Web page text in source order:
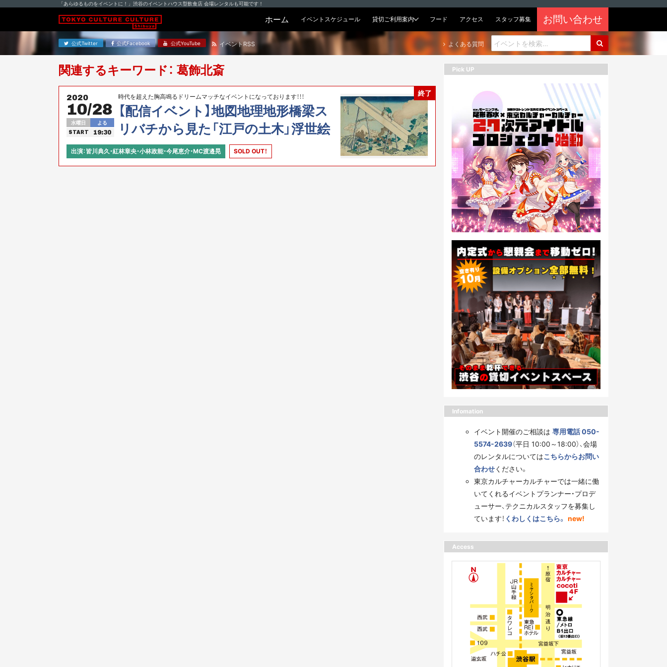
「あらゆるものをイベントに！」渋谷のイベントハウス型飲食店 会場レンタルも可能です！
ホーム イベントスケジュール 貸切ご利用案内 フード アクセス スタッフ募集 お問い合わせ
公式Twitter 公式Facebook 公式YouTube イベントRSS よくある質問
関連するキーワード： 葛飾北斎
終了
2020
10/28
水曜日 よる
START 19:30
時代を超えた胸高鳴るドリームマッチなイベントになっております！！！
【配信イベント】地図地理地形橋梁ス
リバチから見た「江戸の土木」浮世絵
ナイト
出演：皆川典久・紅林章央・小林政能・今尾恵介・MC渡邉晃 SOLD OUT！
Pick UP
Infomation
イベント開催のご相談は 専用電話 050-
5574-2639（平日 10:00～18:00）、会場
のレンタルについてはこちらからお問い
合わせください。
東京カルチャーカルチャーでは一緒に働
いてくれるイベントプランナー・プロデ
ューサー、テクニカルスタッフを募集し
ています！ くわしくはこちら。 new!
Access